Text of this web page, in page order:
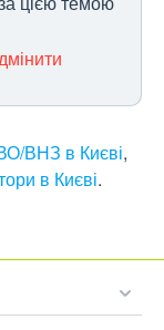
ВНЗ в Києві,
в Києві.